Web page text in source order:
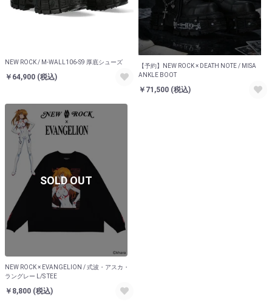
NEW ROCK / M-WALL106-S9 厚底シューズ
￥64,900 (税込)
【予約】NEW ROCK × DEATH NOTE / MISA
ANKLE BOOT
￥71,500 (税込)
SOLD OUT
NEW ROCK × EVANGELION / 式波・アスカ・
ラングレー L/S TEE
￥8,800 (税込)